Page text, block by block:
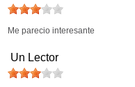
Me parecio interesante
Un Lector